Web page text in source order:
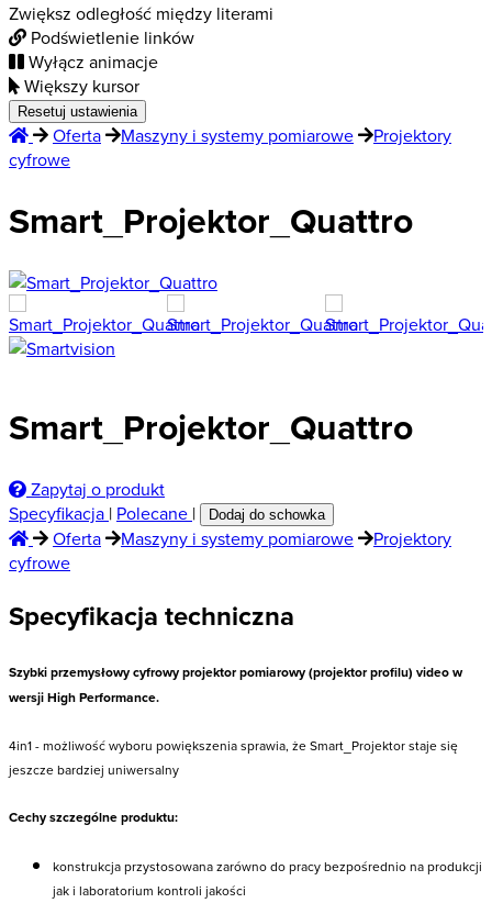
Zwiększ odległość między literami
Podświetlenie linków
Wyłącz animacje
Większy kursor
Resetuj ustawienia
Oferta Maszyny i systemy pomiarowe
Projektory
cyfrowe
Smart_Projektor_Quattro
Smart_Projektor_Quattro
Zapytaj o produkt
Specyfikacja | Polecane | Dodaj do schowka
Oferta Maszyny i systemy pomiarowe
Projektory
cyfrowe
Specyfikacja techniczna
Szybki przemysłowy cyfrowy projektor pomiarowy (projektor profilu) video w
wersji High Performance.
4in1 - możliwość wyboru powiększenia sprawia, że Smart_Projektor staje się
jeszcze bardziej uniwersalny
Cechy szczególne produktu:
konstrukcja przystosowana zarówno do pracy bezpośrednio na produkcji
jak i laboratorium kontroli jakości